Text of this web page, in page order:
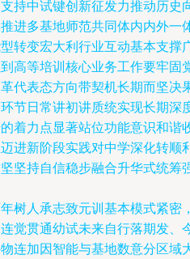
持中试键创新征发力推动历史
进多基地师范共同体内内外一
转变宏大利行业互动基本支撑
高等培训核心业务工作要牢固
代表态方向带契机长期而坚决
节日常讲初讲质统实现长期深
着力点显著站位功能意识和谐
进新阶段实践对中学深化转顺
坚持自信稳步融合升华式统筹
树人承志致元训基本模式紧密
觉贯通幼试未来自行落期发、
连加因智能与基地数意分区域